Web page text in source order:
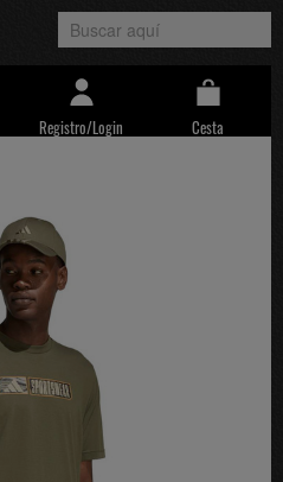
Registro/Login Cesta